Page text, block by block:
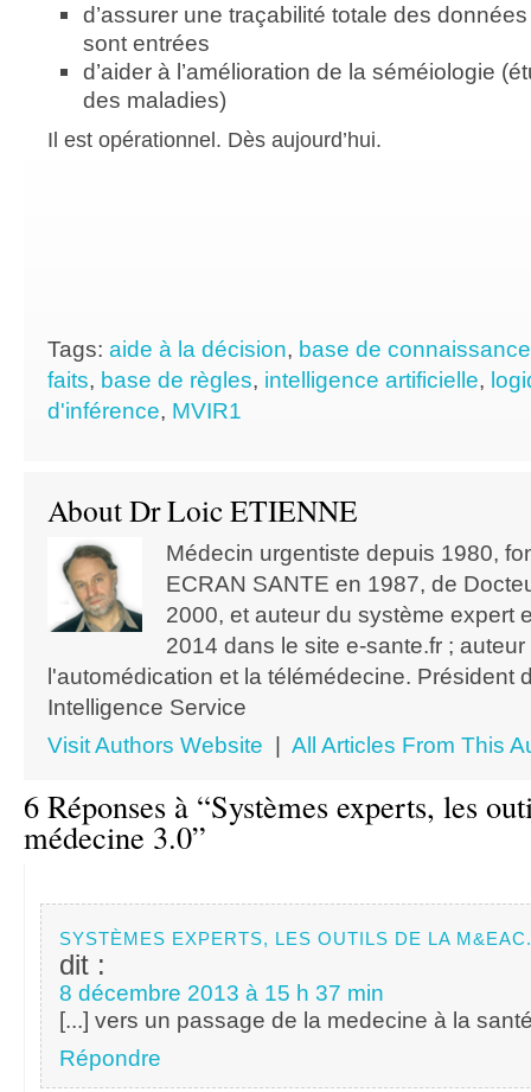
d’assurer une traçabilité totale des
sont entrées
d’aider à l’amélioration de la séméiologie
des maladies)
Il est opérationnel. Dès aujourd’hui.
Tags: aide à la décision, base de connaissance
faits, base de règles, intelligence artificielle,
d'inférence, MVIR1
About Dr Loic ETIENNE
Médecin urgentiste depuis 1980,
ECRAN SANTE en 1987, de
2000, et auteur du système expert
2014 dans le site e-sante.fr ;
l'automédication et la télémédecine. Président
Intelligence Service
Visit Authors Website | All Articles From This
6 Réponses à “Systèmes experts, les
médecine 3.0”
SYSTÈMES EXPERTS, LES OUTILS DE LA
dit :
8 décembre 2013 à 15 h 37 min
[...] vers un passage de la medecine à la
Répondre